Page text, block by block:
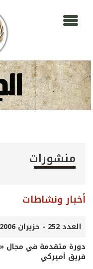
منشورات
أخبار ونشاطات
العدد 252 - حزيران 2006
دورة متقدمة في مجال
فريق أميركي